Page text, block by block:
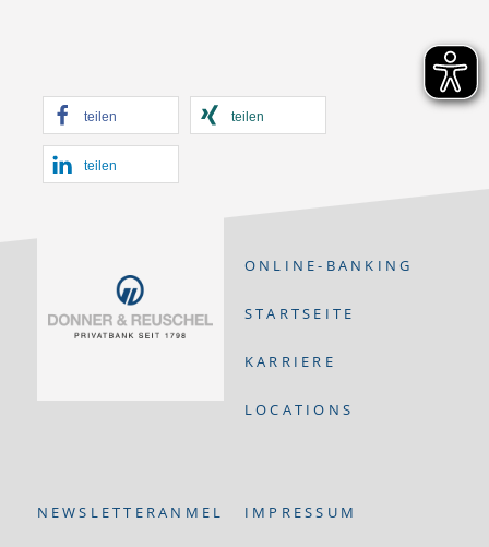
teilen teilen
teilen
ONLINE-BANKING
STARTSEITE
KARRIERE
LOCATIONS
NEWSLETTERANMELDUNGIMPRESSUM